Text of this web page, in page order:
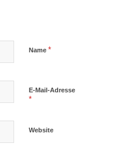
Name *
E-Mail-Adresse
*
Website